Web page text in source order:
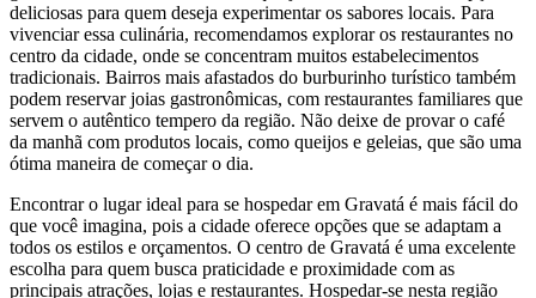
deliciosas para quem deseja experimentar os sabores locais. Para
vivenciar essa culinária, recomendamos explorar os restaurantes no
centro da cidade, onde se concentram muitos estabelecimentos
tradicionais. Bairros mais afastados do burburinho turístico também
podem reservar joias gastronômicas, com restaurantes familiares que
servem o autêntico tempero da região. Não deixe de provar o café
da manhã com produtos locais, como queijos e geleias, que são uma
ótima maneira de começar o dia.
Encontrar o lugar ideal para se hospedar em Gravatá é mais fácil do
que você imagina, pois a cidade oferece opções que se adaptam a
todos os estilos e orçamentos. O centro de Gravatá é uma excelente
escolha para quem busca praticidade e proximidade com as
principais atrações, lojas e restaurantes. Hospedar-se nesta região